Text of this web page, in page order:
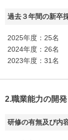
過去３年間の新卒
2025年度：25名
2024年度：26名
2023年度：31名
2.職業能力の開
研修の有無及び内